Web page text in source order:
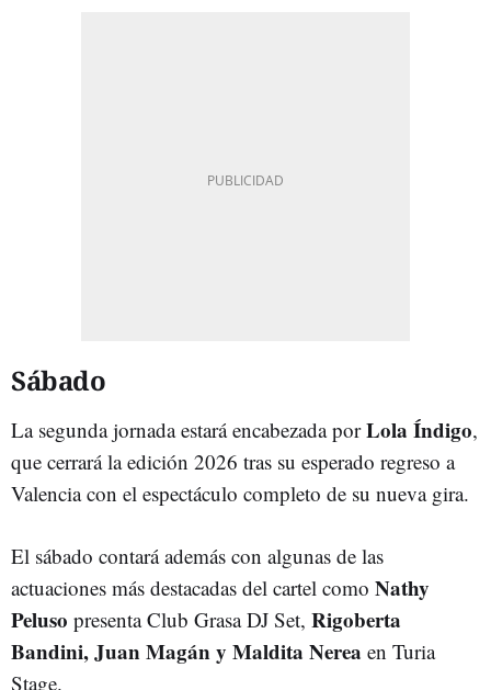
Sábado
La segunda jornada estará encabezada porLola Índigo,
que cerrará la edición 2026 tras su esperado regreso a
Valencia con el espectáculo completo de su nueva gira.
El sábado contará además con algunas de las
actuaciones más destacadas del cartel como Nathy
Peluso presenta Club Grasa DJ Set, Rigoberta
Bandini, Juan Magán y Maldita Nerea en Turia
Stage.